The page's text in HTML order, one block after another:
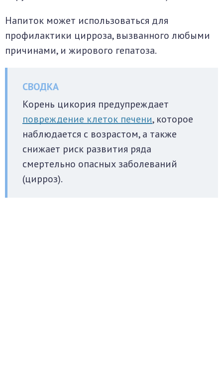
Напиток может использоваться для
профилактики цирроза, вызванного любыми
причинами, и жирового гепатоза.
Корень цикория предупреждает
повреждение клеток печени, которое
наблюдается с возрастом, а также
снижает риск развития ряда
смертельно опасных заболеваний
(цирроз).